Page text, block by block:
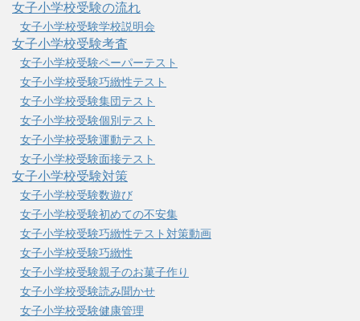
女子小学校受験の流れ
女子小学校受験学校説明会
女子小学校受験考査
女子小学校受験ペーパーテスト
女子小学校受験巧緻性テスト
女子小学校受験集団テスト
女子小学校受験個別テスト
女子小学校受験運動テスト
女子小学校受験面接テスト
女子小学校受験対策
女子小学校受験数遊び
女子小学校受験初めての不安集
女子小学校受験巧緻性テスト対策動画
女子小学校受験巧緻性
女子小学校受験親子のお菓子作り
女子小学校受験読み聞かせ
女子小学校受験健康管理